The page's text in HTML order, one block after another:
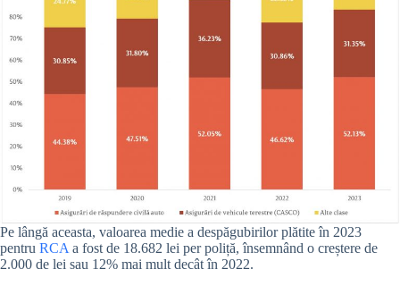
Pe lângă aceasta, valoarea medie a despăgubirilor plătite în 2023
pentru RCA a fost de 18.682 lei per poliță, însemnând o creștere de
2.000 de lei sau 12% mai mult decât în 2022.